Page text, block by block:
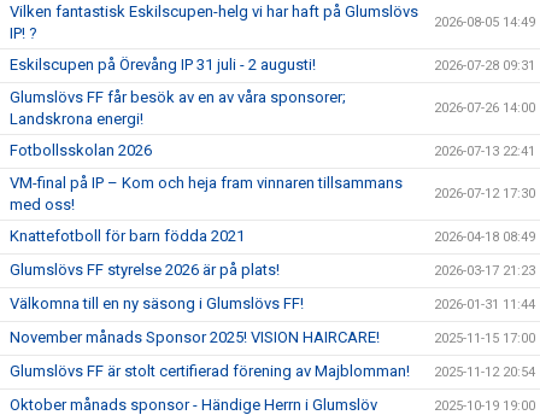
Vilken fantastisk Eskilscupen-helg vi har haft på Glumslövs
IP! ?
2026-08-05 14:49
Eskilscupen på Örevång IP 31 juli - 2 augusti! 2026-07-28 09:31
Glumslövs FF får besök av en av våra sponsorer;
Landskrona energi!
2026-07-26 14:00
Fotbollsskolan 2026 2026-07-13 22:41
VM-final på IP – Kom och heja fram vinnaren tillsammans
med oss!
2026-07-12 17:30
Knattefotboll för barn födda 2021 2026-04-18 08:49
Glumslövs FF styrelse 2026 är på plats! 2026-03-17 21:23
Välkomna till en ny säsong i Glumslövs FF! 2026-01-31 11:44
November månads Sponsor 2025! VISION HAIRCARE! 2025-11-15 17:00
Glumslövs FF är stolt certifierad förening av Majblomman! 2025-11-12 20:54
Oktober månads sponsor - Händige Herrn i Glumslöv 2025-10-19 19:00